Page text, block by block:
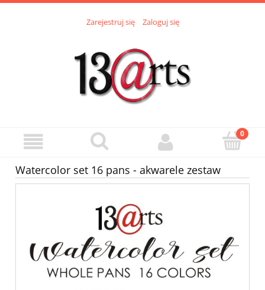
Zarejestruj się Zaloguj się
Watercolor set 16 pans - akwarele zestaw